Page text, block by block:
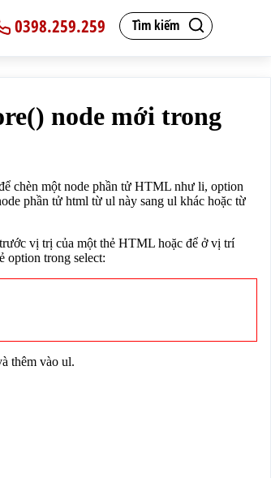
Tìm kiếm
0398.259.259
còn có thể di chuyển node phần tử
thẻ li trong ul và thẻ option trong